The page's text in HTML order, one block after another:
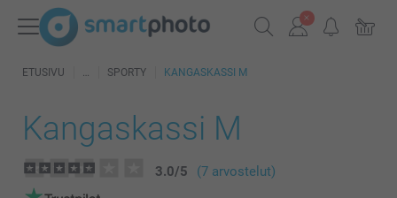
ETUSIVU SPORTY KANGASKASSI M
Kangaskassi M
3.0/5 (7 arvostelut)